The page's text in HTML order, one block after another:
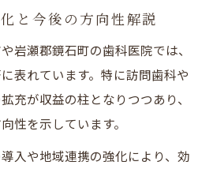
と今後の方向性解説
岩瀬郡鏡石町の歯科医院では、
表れています。特に訪問歯科や
充が収益の柱となりつつあり、
性を示しています。
入や地域連携の強化により、効